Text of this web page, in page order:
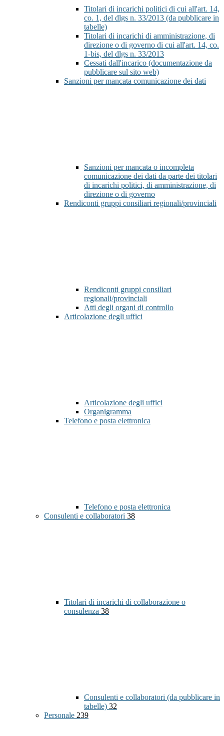
Titolari di incarichi politici di cui all'art. 14,
co. 1, del dlgs n. 33/2013 (da pubblicare in
tabelle)
Titolari di incarichi di amministrazione, di
direzione o di governo di cui all'art. 14, co.
1-bis, del dlgs n. 33/2013
Cessati dall'incarico (documentazione da
pubblicare sul sito web)
Sanzioni per mancata comunicazione dei dati
Sanzioni per mancata o incompleta
comunicazione dei dati da parte dei titolari
di incarichi politici, di amministrazione, di
direzione o di governo
Rendiconti gruppi consiliari regionali/provinciali
Rendiconti gruppi consiliari
regionali/provinciali
Atti degli organi di controllo
Articolazione degli uffici
Articolazione degli uffici
Organigramma
Telefono e posta elettronica
Telefono e posta elettronica
Consulenti e collaboratori 38
Titolari di incarichi di collaborazione o
consulenza 38
Consulenti e collaboratori (da pubblicare in
tabelle) 32
Personale 239